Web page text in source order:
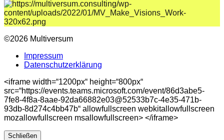
©2026 Multiversum
Impressum
Datenschutzerklärung
<iframe width=“1200px“ height=“800px“
src=“https://events.teams.microsoft.com/event/86d3abe5-
7fe8-4f8a-8aae-92da66882e03@52533b7c-4e35-471b-
93db-8d274c4bb47b“ allowfullscreen webkitallowfullscreen
mozallowfullscreen msallowfullscreen> </iframe>
Schließen